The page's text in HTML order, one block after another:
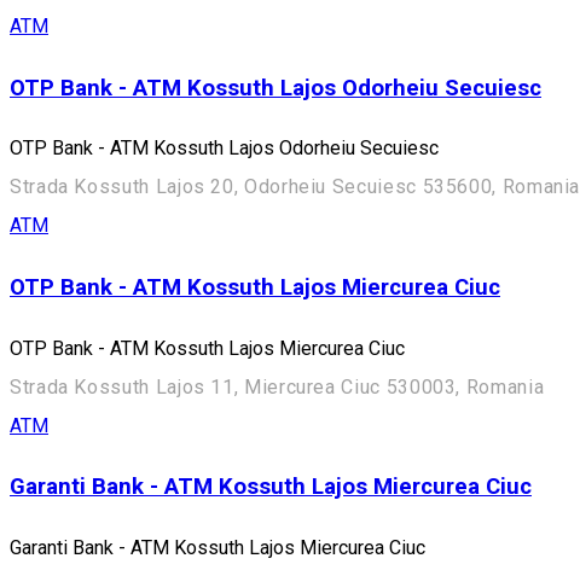
ATM
OTP Bank - ATM Kossuth Lajos Odorheiu Secuiesc
OTP Bank - ATM Kossuth Lajos Odorheiu Secuiesc
Strada Kossuth Lajos 20, Odorheiu Secuiesc 535600, Romania
ATM
OTP Bank - ATM Kossuth Lajos Miercurea Ciuc
OTP Bank - ATM Kossuth Lajos Miercurea Ciuc
Strada Kossuth Lajos 11, Miercurea Ciuc 530003, Romania
ATM
Garanti Bank - ATM Kossuth Lajos Miercurea Ciuc
Garanti Bank - ATM Kossuth Lajos Miercurea Ciuc